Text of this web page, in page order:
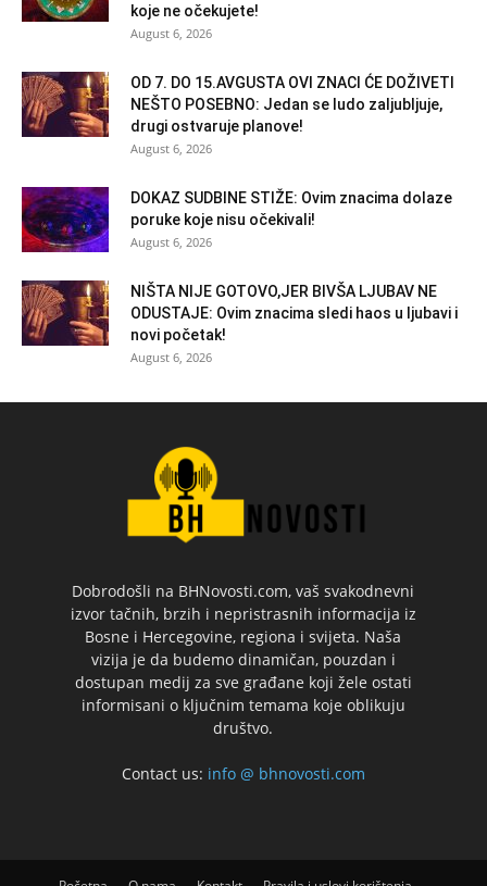
koje ne očekujete!
August 6, 2026
OD 7. DO 15.AVGUSTA OVI ZNACI ĆE DOŽIVETI
NEŠTO POSEBNO: Jedan se ludo zaljubljuje,
drugi ostvaruje planove!
August 6, 2026
DOKAZ SUDBINE STIŽE: Ovim znacima dolaze
poruke koje nisu očekivali!
August 6, 2026
NIŠTA NIJE GOTOVO,JER BIVŠA LJUBAV NE
ODUSTAJE: Ovim znacima sledi haos u ljubavi i
novi početak!
August 6, 2026
Dobrodošli na BHNovosti.com, vaš svakodnevni
izvor tačnih, brzih i nepristrasnih informacija iz
Bosne i Hercegovine, regiona i svijeta. Naša
vizija je da budemo dinamičan, pouzdan i
dostupan medij za sve građane koji žele ostati
informisani o ključnim temama koje oblikuju
društvo.
Contact us: info @ bhnovosti.com